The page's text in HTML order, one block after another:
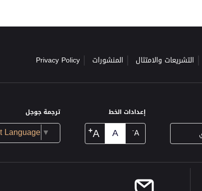
التشريعات والامتثال المنشورات Privacy Policy
إعدادات الخط
A
-
A
A
+
ترجمة جوجل
Language▼